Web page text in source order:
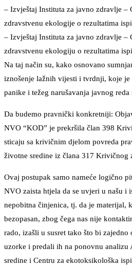
– Izvještaj Instituta za javno zdravlje –
zdravstvenu ekologije o rezultatima
– Izvještaj Instituta za javno zdravlje –
zdravstvenu ekologiju o rezultatima
Na taj način su, kako osnovano
iznošenje lažnih vijesti i tvrdnji, koje
panike i težeg narušavanja javnog reda
Da budemo pravnički konkretniji:
NVO “KOD” je prekršila član 398
sticaju sa krivičnim djelom povreda
životne sredine iz člana 317 Krivičnog
Ovaj postupak samo nameće logično
NVO zaista htjela da se uvjeri u našu i
nepobitna činjenica, tj. da je materijal,
bezopasan, zbog čega nas nije
rado, izašli u susret tako što bi
uzorke i predali ih na ponovnu analizu
sredine i Centru za ekotoksikološka